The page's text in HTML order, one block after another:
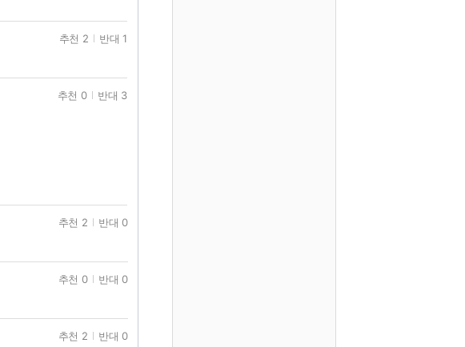
추천 2 반대 1
추천 0 반대 3
추천 2 반대 0
추천 0 반대 0
추천 2 반대 0